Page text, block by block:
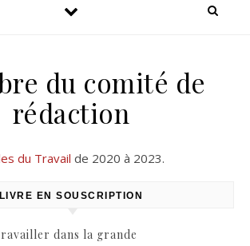
du comité de
rédaction
du Travail de 2020 à 2023.
LIVRE EN SOUSCRIPTION
dans la grande